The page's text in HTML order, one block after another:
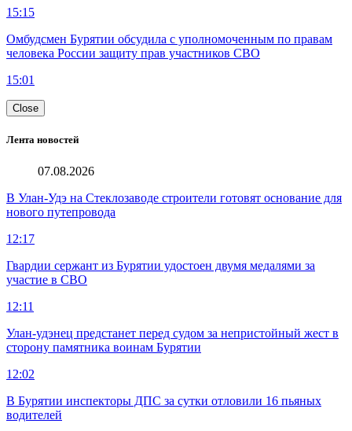
15:15
Омбудсмен Бурятии обсудила с уполномоченным по правам
человека России защиту прав участников СВО
15:01
Close
Лента новостей
07.08.2026
В Улан-Удэ на Стеклозаводе строители готовят основание для
нового путепровода
12:17
Гвардии сержант из Бурятии удостоен двумя медалями за
участие в СВО
12:11
Улан-удэнец предстанет перед судом за непристойный жест в
сторону памятника воинам Бурятии
12:02
В Бурятии инспекторы ДПС за сутки отловили 16 пьяных
водителей